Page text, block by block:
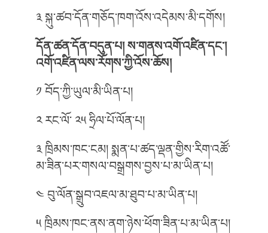
༣ སྐུ་ཚབ་དོན་གཅོད་ཁག་འོས་འདེམས་མི་དགོས།
དོན་ཚན་དོན་བདུན་པ། ས་གནས་འགོ་འཛིན་དང༌།
འགོ་འཛིན་ལས་རོགས་ཀྱི་འོས་ཆོས།
༡ བོད་ཀྱི་ཡུལ་མི་ཡིན་པ།
༢ རང་ལོ་ ༢༥ ཧྲིལ་པོ་ལོན་པ།
༣ ཁྲིམས་ཁང་ངམ། སྨན་པ་ཚད་ལྡན་གྱིས་རིག་འཚོ་
མ་ཟིན་པར་གསལ་བསྒྲགས་བྱས་པ་མ་ཡིན་པ།
༤ བུ་ལོན་སྒྲུབ་འཇལ་མ་ཐུབ་པ་མ་ཡིན་པ།
༥ ཁྲིམས་ཁང་ནས་ནག་ཉེས་ཕོག་ཟིན་པ་མ་ཡིན་པ།